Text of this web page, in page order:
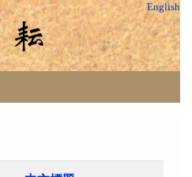
English